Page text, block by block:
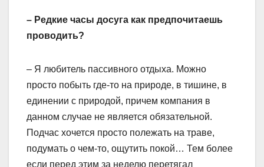
– Редкие часы досуга как предпочитаешь
проводить?
– Я любитель пассивного отдыха. Можно
просто побыть где-то на природе, в тишине, в
единении с природой, причем компания в
данном случае не является обязательной.
Подчас хочется просто полежать на траве,
подумать о чем-то, ощутить покой… Тем более
если перед этим за неделю перетягал